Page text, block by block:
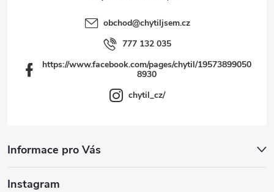
obchod@chytiljsem.cz
777 132 035
https://www.facebook.com/pages/chytil/19573899050
8930
chytil_cz/
Informace pro Vás
Instagram